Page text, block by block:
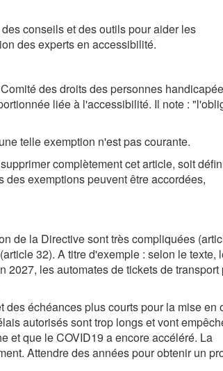
conseils et des outils pour aider les
des experts en accessibilité.
des droits des personnes
liée à l'accessibilité. Il note :
telle exemption n'est pas courante.
complètement cet article, soit
exemptions peuvent être accordées,
de la Directive sont très compliquées
32). A titre d'exemple : selon le texte,
les automates de tickets de transport
des échéances plus courts pour la mise
autorisés sont trop longs et vont
et que le COVID19 a encore accéléré. La
Attendre des années pour obtenir un